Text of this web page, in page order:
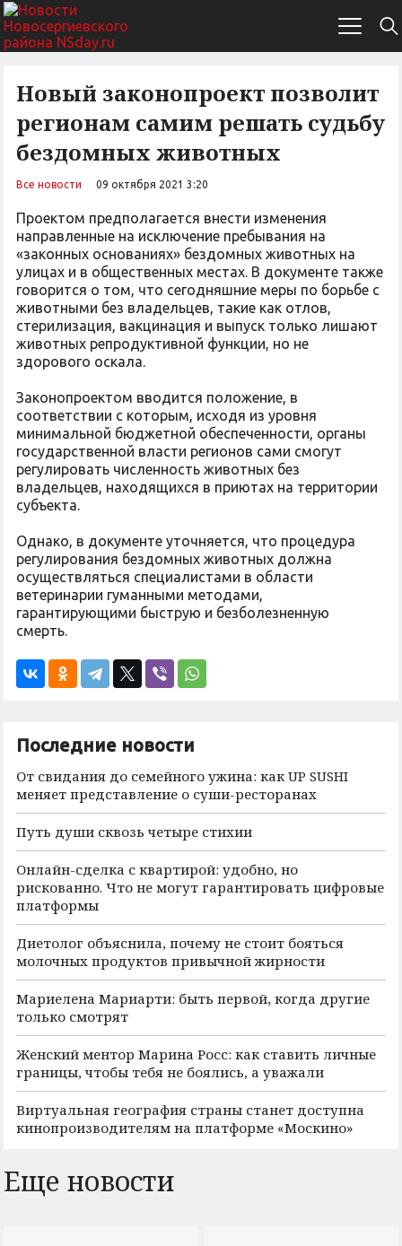
Новый законопроект позволит
регионам самим решать судьбу
бездомных животных
Все новости 09 октября 2021 3:20
Проектом предполагается внести изменения
направленные на исключение пребывания на
«законных основаниях» бездомных животных на
улицах и в общественных местах. В документе также
говорится о том, что сегодняшние меры по борьбе с
животными без владельцев, такие как отлов,
стерилизация, вакцинация и выпуск только лишают
животных репродуктивной функции, но не
здорового оскала.
Законопроектом вводится положение, в
соответствии с которым, исходя из уровня
минимальной бюджетной обеспеченности, органы
государственной власти регионов сами смогут
регулировать численность животных без
владельцев, находящихся в приютах на территории
субъекта.
Однако, в документе уточняется, что процедура
регулирования бездомных животных должна
осуществляться специалистами в области
ветеринарии гуманными методами,
гарантирующими быструю и безболезненную
смерть.
Последние новости
От свидания до семейного ужина: как UP SUSHI
меняет представление о суши-ресторанах
Путь души сквозь четыре стихии
Онлайн-сделка с квартирой: удобно, но
рискованно. Что не могут гарантировать цифровые
платформы
Диетолог объяснила, почему не стоит бояться
молочных продуктов привычной жирности
Мариелена Мариарти: быть первой, когда другие
только смотрят
Женский ментор Марина Росс: как ставить личные
границы, чтобы тебя не боялись, а уважали
Виртуальная география страны станет доступна
кинопроизводителям на платформе «Москино»
Еще новости